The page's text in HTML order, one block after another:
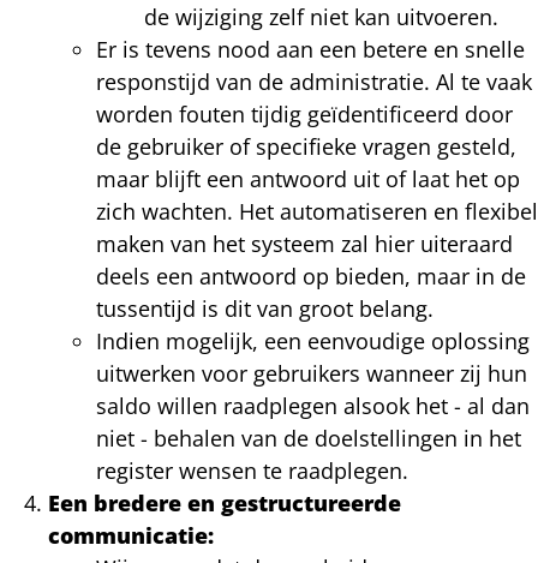
de wijziging zelf niet kan uitvoeren.
Er is tevens nood aan een betere en snelle
responstijd van de administratie. Al te vaak
worden fouten tijdig geïdentificeerd door
de gebruiker of specifieke vragen gesteld,
maar blijft een antwoord uit of laat het op
zich wachten. Het automatiseren en flexibel
maken van het systeem zal hier uiteraard
deels een antwoord op bieden, maar in de
tussentijd is dit van groot belang.
Indien mogelijk, een eenvoudige oplossing
uitwerken voor gebruikers wanneer zij hun
saldo willen raadplegen alsook het - al dan
niet - behalen van de doelstellingen in het
register wensen te raadplegen.
Een bredere en gestructureerde
communicatie: